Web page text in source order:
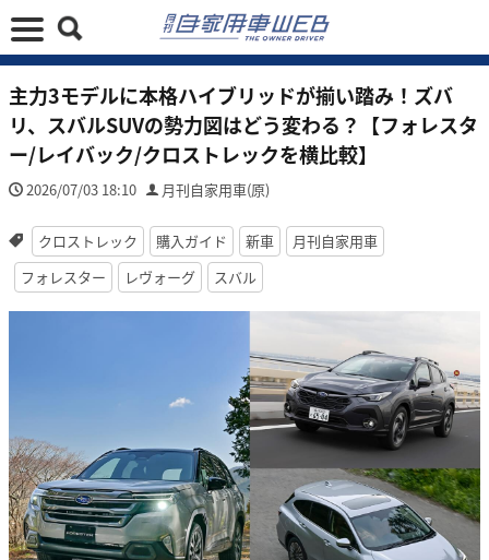
主力3モデルに本格ハイブリッドが揃い踏み！ズバ
リ、スバルSUVの勢力図はどう変わる？【フォレスタ
ー/レイバック/クロストレックを横比較】
2026/07/03 18:10 月刊自家用車(原)
クロストレック 購入ガイド 新車
月刊自家用車
フォレスター
レヴォーグ スバル